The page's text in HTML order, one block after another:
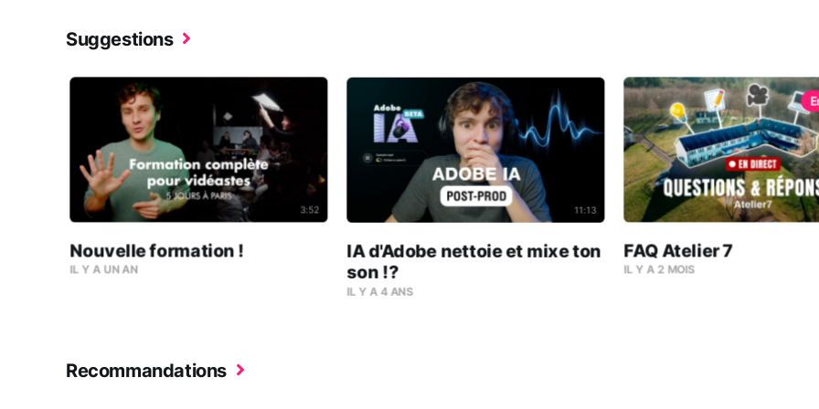
Suggestions
3:52
Nouvelle formation !
IL Y A UN AN
11:13
IA d'Adobe nettoie et mixe ton
son !?
IL Y A 4 ANS
FAQ Atelier 7
IL Y A 2 MOIS
Recommandations